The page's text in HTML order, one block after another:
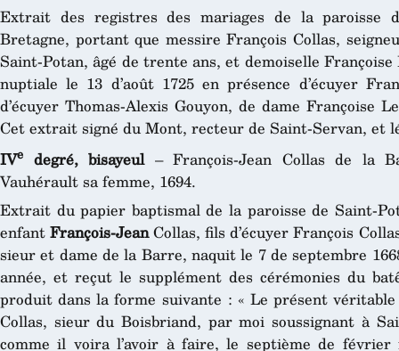
Extrait des registres des mariages de la paroisse
Bretagne, portant que messire François Collas,
Saint-Potan, âgé de trente ans, et demoiselle
nuptiale le 13 d’août 1725 en présence d’écuyer
d’écuyer Thomas-Alexis Gouyon, de dame Françoise
Cet extrait signé du Mont, recteur de Saint-Servan, et
IVe degré, bisayeul– François-Jean Collas de la
Vauhérault sa femme, 1694.
Extrait du papier baptismal de la paroisse de Saint-
enfantFrançois-JeanCollas, fils d’écuyer François
sieur et dame de la Barre, naquit le 7 de septembre
année, et reçut le supplément des cérémonies du
produit dans la forme suivante : « Le présent
Collas, sieur du Boisbriand, par moi soussignant à
comme il voira l’avoir à faire, le septième de